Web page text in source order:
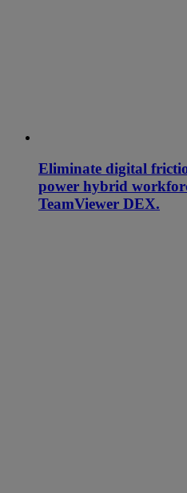
Eliminate digital
power hybrid
TeamViewer DEX.